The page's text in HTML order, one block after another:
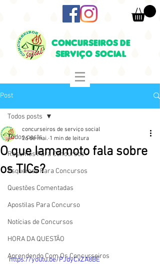
CONCURSEIROS DE
SERVIÇO SOCIAL
Post
Todos posts
Resumos Para Concursos
Esquemas Para Concursos
Questões Comentadas
Apostilas Para Concurso
Notícias de Concursos
HORA DA QUESTÃO
Aprendendo Com Os Concurseiros
Todos posts
O que Iamamoto fala sobre
os TICs?
concurseiros de serviço social
26 de mai. 1 min de leitura
https://youtu.be/PJdyCxZA8BE